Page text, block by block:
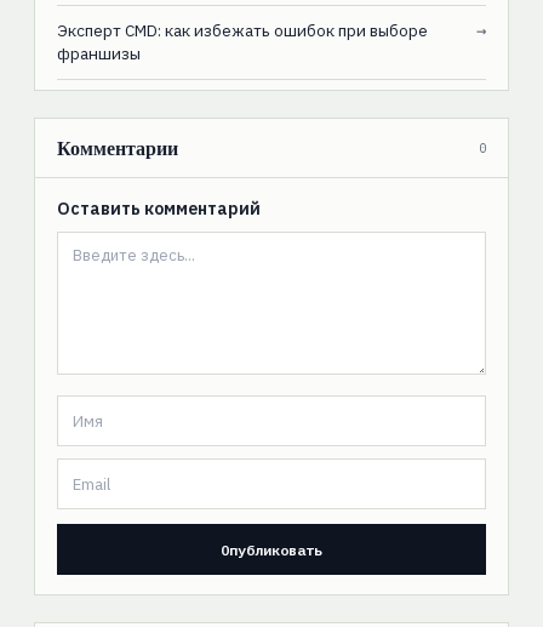
Эксперт CMD: как избежать ошибок при выборе
франшизы
→
Комментарии 0
Оставить комментарий